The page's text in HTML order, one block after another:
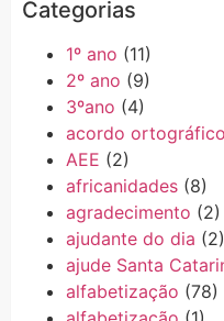
Categorias
1º ano (11)
2º ano (9)
3ºano (4)
acordo ortográfico
AEE (2)
africanidades (8)
agradecimento (2)
ajudante do dia (2)
ajude Santa
alfabetização (78)